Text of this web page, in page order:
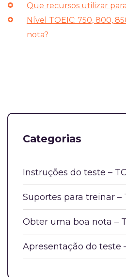
Que recursos utilizar
Nível TOEIC: 750, 800,
nota?
Categorias
Instruções do teste –
Suportes para treinar –
Obter uma boa nota –
Apresentação do teste